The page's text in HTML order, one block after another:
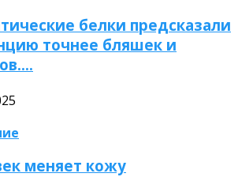
белки предсказали
точнее бляшек и
меняет кожу